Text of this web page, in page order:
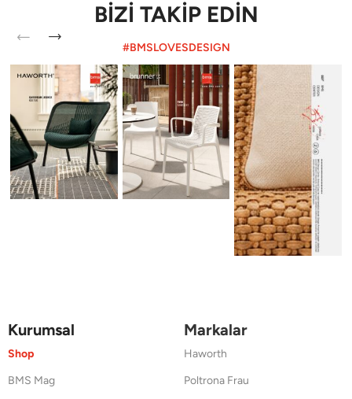
BİZİ TAKİP EDİN
#BMSLOVESDESIGN
Kurumsal
Shop
BMS Mag
Markalar
Haworth
Poltrona Frau